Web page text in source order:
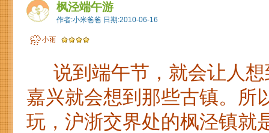
枫泾端午游
作者:小米爸爸 日期:2010-06-16
说到端午节，就会让人想
嘉兴就会想到那些古镇。所
玩，沪浙交界处的枫泾镇就